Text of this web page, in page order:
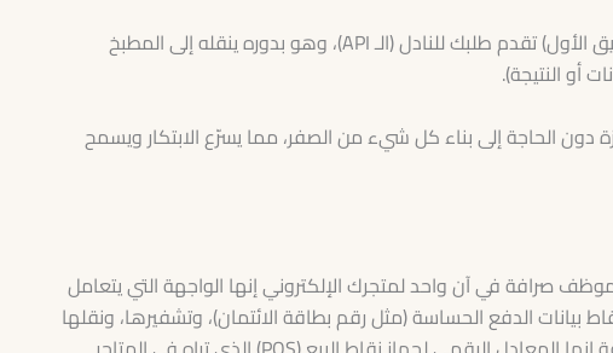
فكر فيها كوسيط أو “نادل” في مطعم؛ أنت (التطبيق الأول) تقدم طلبك للنادل (الـ API)، وهو بدوره ينقله إلى المطبخ
أو النتيجة).
الحاجة إلى بناء كل شيء من الصفر، مما يسرّع الابتكار ويسمح
صرافة في آن واحد لمتجرك الإلكتروني إنها الواجهة التي يتعامل
الدفع الحساسة (مثل رقم بطاقة الائتمان)، وتشفيرها، ونقلها